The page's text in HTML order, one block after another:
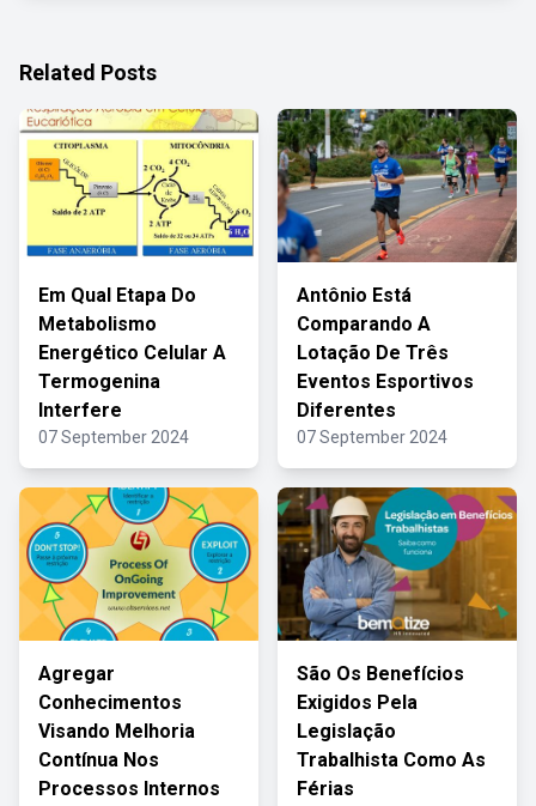
Related Posts
Em Qual Etapa Do
Metabolismo
Energético Celular A
Termogenina
Interfere
07 September 2024
Antônio Está
Comparando A
Lotação De Três
Eventos Esportivos
Diferentes
07 September 2024
Agregar
Conhecimentos
Visando Melhoria
Contínua Nos
Processos Internos
São Os Benefícios
Exigidos Pela
Legislação
Trabalhista Como As
Férias